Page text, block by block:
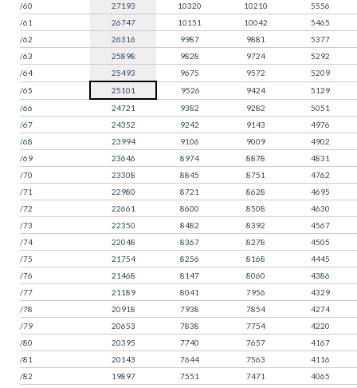
/60
27193 10320 10210
5556
/61
26747 10151 10042
5465
/62
26316 9987 9881
5377
/63
25898 9828 9724
5292
/64
25493 9675 9572
5209
/65
25101 9526 9424
5129
/66
24721 9382 9282
5051
/67
24352 9242 9143
4976
/68
23994 9106 9009
4902
/69
23646 8974 8878
4831
/70
23308 8845 8751
4762
/71
22980 8721 8628
4695
/72
22661 8600 8508
4630
/73
22350 8482 8392
4567
/74
22048 8367 8278
4505
/75
21754 8256 8168
4445
/76
21468 8147 8060
4386
/77
21189 8041 7956
4329
/78
20918 7938 7854
4274
/79
20653 7838 7754
4220
/80
20395 7740 7657
4167
/81
20143 7644 7563
4116
/82
19897 7551 7471 4065